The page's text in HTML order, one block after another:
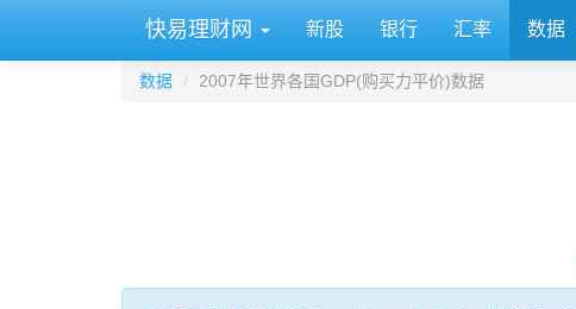
快易理财网 新股 银行 汇率 数据
数据 2007年世界各国GDP(购买力平价)数据